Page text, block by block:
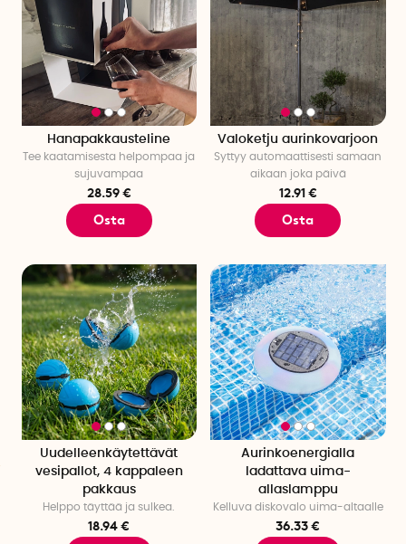
Hanapakkausteline
Tee kaatamisesta helpompaa ja
sujuvampaa
28.59 €
Osta
Valoketju aurinkovarjoon
Syttyy automaattisesti samaan
aikaan joka päivä
12.91 €
Osta
Uudelleenkäytettävät
vesipallot, 4 kappaleen
pakkaus
Helppo täyttää ja sulkea.
18.94 €
Aurinkoenergialla
ladattava uima-
allaslamppu
Kelluva diskovalo uima-altaalle
36.33 €